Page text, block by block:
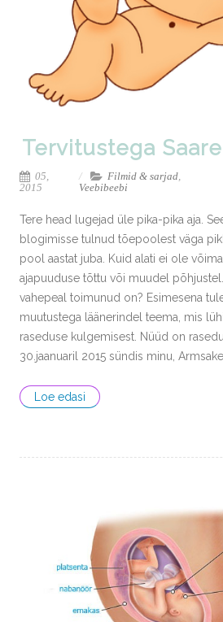
Tervitustega
05,
2015
Filmid & sarjad,
Veebibeebi
Tere head lugejad üle pika-pika aja.
blogimisse tulnud tõepoolest väga
pool aastat juba. Kuid alati ei ole
ajapuuduse tõttu või muudel
vahepeal toimunud on? Esimesena
muutustega läänerindel teema, mis
raseduse kulgemisest. Nüüd on
30.jaanuaril 2015 sündis minu,
Loe edasi